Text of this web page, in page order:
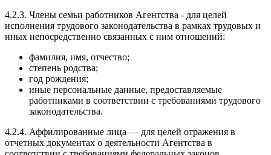
4.2.3. Члены семьи работников Агентства - для целей
исполнения трудового законодательства в рамках трудовых и
иных непосредственно связанных с ним отношений:
фамилия, имя, отчество;
степень родства;
год рождения;
иные персональные данные, предоставляемые
работниками в соответствии с требованиями трудового
законодательства.
4.2.4. Аффилированные лица — для целей отражения в
отчетных документах о деятельности Агентства в